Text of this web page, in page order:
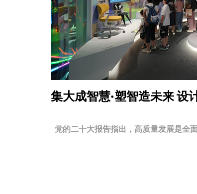
集大成智慧·塑智造未来设
党的二十大报告指出，高质量发展是全